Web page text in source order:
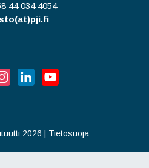
44 034 4054
Instagram
LinkedIn
2026 Tietosuoja